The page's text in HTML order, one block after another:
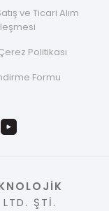
ve Ticari Alım
Politikası
Formu
ŞTİ.